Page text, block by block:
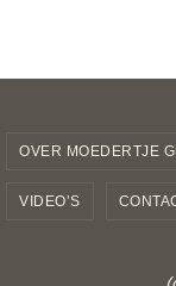
OVER MOEDERTJE
VIDEO’S